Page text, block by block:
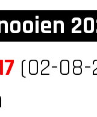
(02-08-